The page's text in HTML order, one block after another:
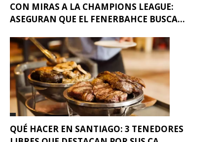
CON MIRAS A LA CHAMPIONS LEAGUE:
ASEGURAN QUE EL FENERBAHCE BUSCA...
QUÉ HACER EN SANTIAGO: 3 TENEDORES